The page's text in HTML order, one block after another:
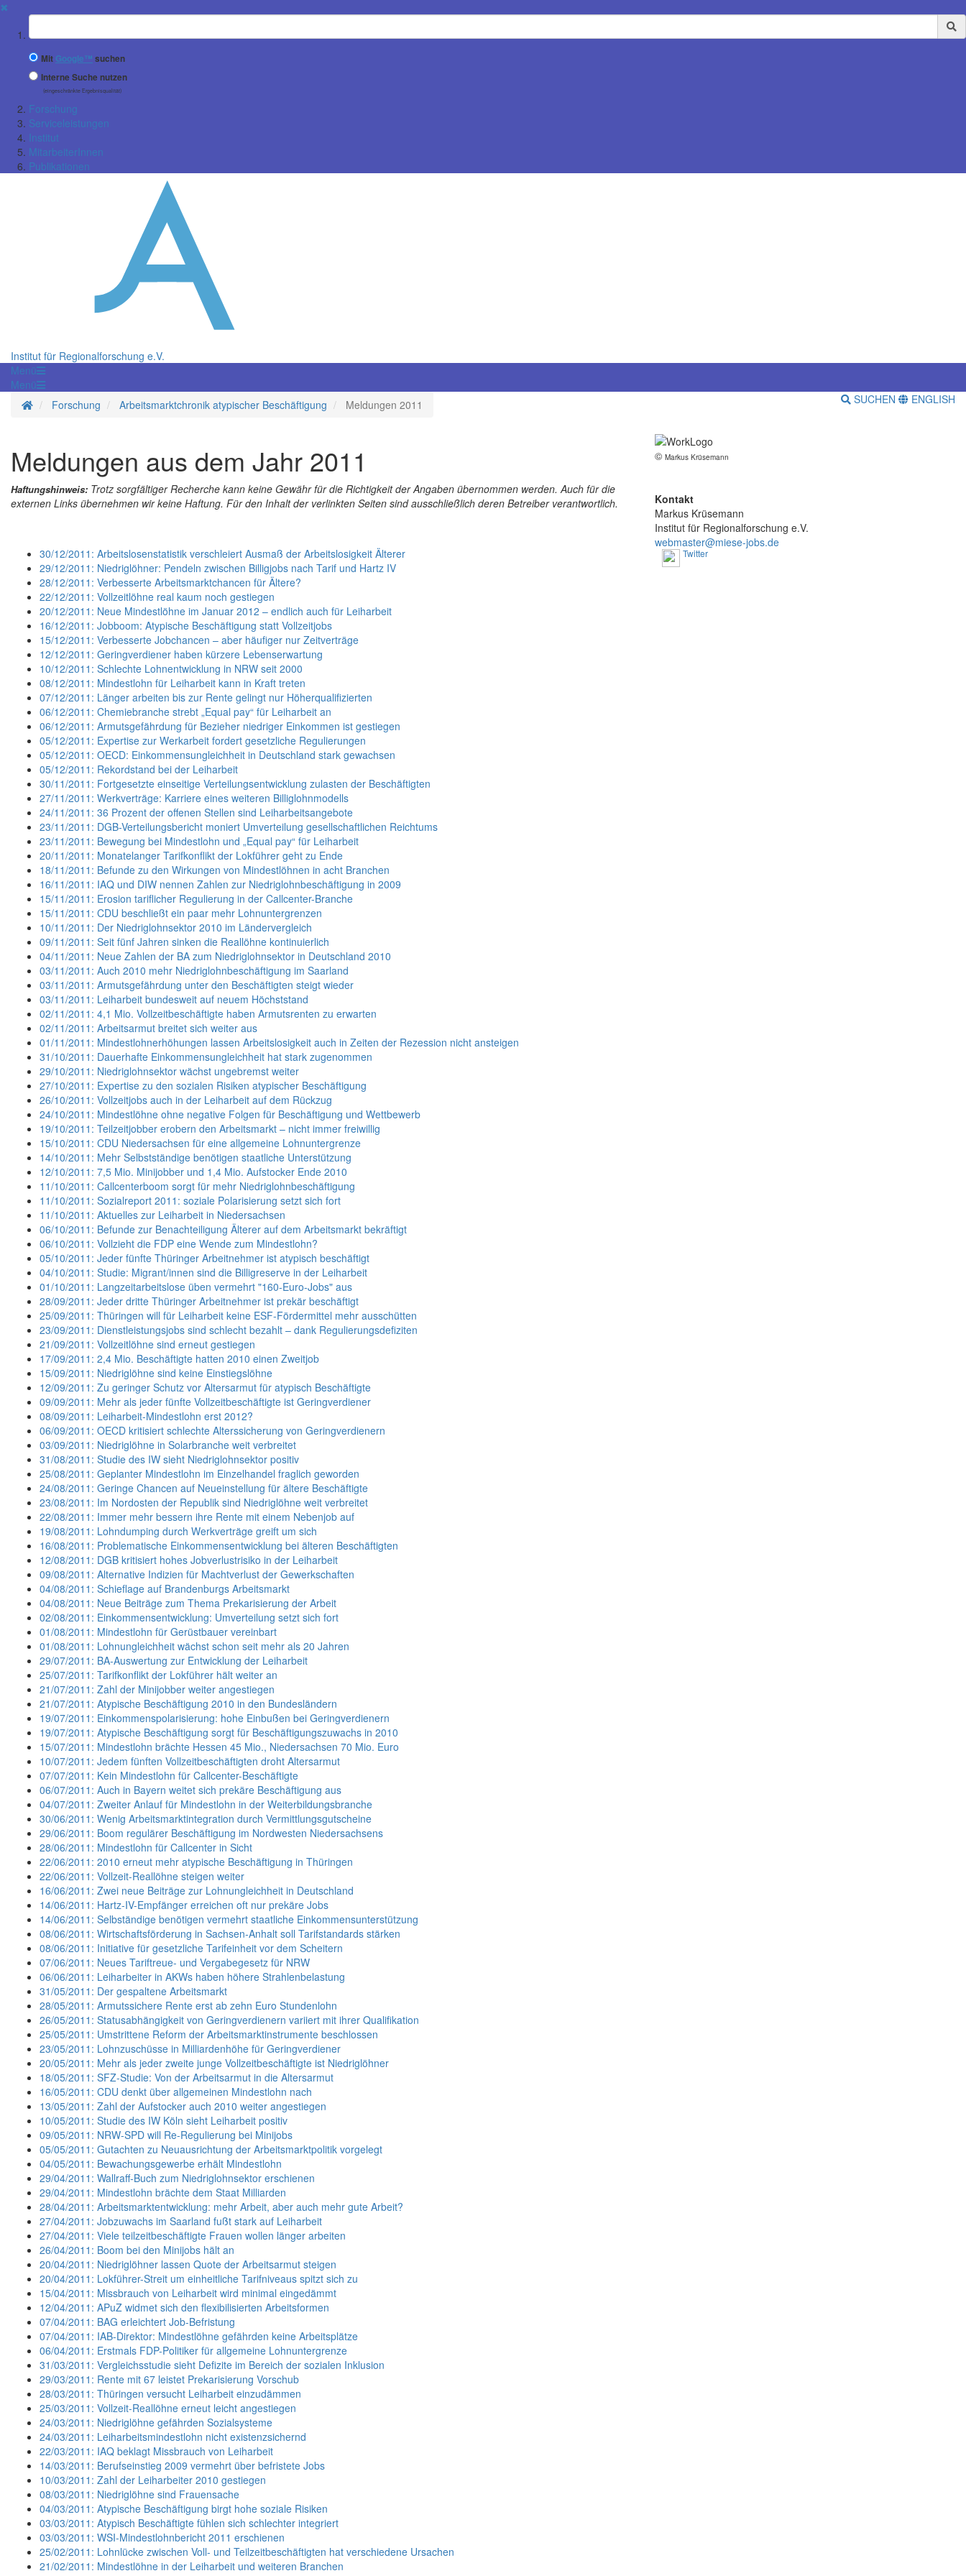
✖
Suchbegriff
Mit Google™ suchen
Interne Suche nutzen
(eingeschränkte Ergebnisqualität)
Forschung
Serviceleistungen
Institut
MitarbeiterInnen
Publikationen
Institut für Regionalforschung e.V.
Menü
Menü
StartseiteForschung Arbeitsmarktchronik atypischer Beschäftigung Meldungen 2011 SUCHEN ENGLISH
Meldungen aus dem Jahr 2011
Haftungshinweis: Trotz sorgfältiger Recherche kann keine Gewähr für die Richtigkeit der Angaben übernommen werden. Auch für die
externen Links übernehmen wir keine Haftung. Für den Inhalt der verlinkten Seiten sind ausschließlich deren Betreiber verantwortlich.
30/12/2011: Arbeitslosenstatistik verschleiert Ausmaß der Arbeitslosigkeit Älterer
29/12/2011: Niedriglöhner: Pendeln zwischen Billigjobs nach Tarif und Hartz IV
28/12/2011: Verbesserte Arbeitsmarktchancen für Ältere?
22/12/2011: Vollzeitlöhne real kaum noch gestiegen
20/12/2011: Neue Mindestlöhne im Januar 2012 – endlich auch für Leiharbeit
16/12/2011: Jobboom: Atypische Beschäftigung statt Vollzeitjobs
15/12/2011: Verbesserte Jobchancen – aber häufiger nur Zeitverträge
12/12/2011: Geringverdiener haben kürzere Lebenserwartung
10/12/2011: Schlechte Lohnentwicklung in NRW seit 2000
08/12/2011: Mindestlohn für Leiharbeit kann in Kraft treten
07/12/2011: Länger arbeiten bis zur Rente gelingt nur Höherqualifizierten
06/12/2011: Chemiebranche strebt „Equal pay“ für Leiharbeit an
06/12/2011: Armutsgefährdung für Bezieher niedriger Einkommen ist gestiegen
05/12/2011: Expertise zur Werkarbeit fordert gesetzliche Regulierungen
05/12/2011: OECD: Einkommensungleichheit in Deutschland stark gewachsen
05/12/2011: Rekordstand bei der Leiharbeit
30/11/2011: Fortgesetzte einseitige Verteilungsentwicklung zulasten der Beschäftigten
27/11/2011: Werkverträge: Karriere eines weiteren Billiglohnmodells
24/11/2011: 36 Prozent der offenen Stellen sind Leiharbeitsangebote
23/11/2011: DGB-Verteilungsbericht moniert Umverteilung gesellschaftlichen Reichtums
23/11/2011: Bewegung bei Mindestlohn und „Equal pay“ für Leiharbeit
20/11/2011: Monatelanger Tarifkonflikt der Lokführer geht zu Ende
18/11/2011: Befunde zu den Wirkungen von Mindestlöhnen in acht Branchen
16/11/2011: IAQ und DIW nennen Zahlen zur Niedriglohnbeschäftigung in 2009
15/11/2011: Erosion tariflicher Regulierung in der Callcenter-Branche
15/11/2011: CDU beschließt ein paar mehr Lohnuntergrenzen
10/11/2011: Der Niedriglohnsektor 2010 im Ländervergleich
09/11/2011: Seit fünf Jahren sinken die Reallöhne kontinuierlich
04/11/2011: Neue Zahlen der BA zum Niedriglohnsektor in Deutschland 2010
03/11/2011: Auch 2010 mehr Niedriglohnbeschäftigung im Saarland
03/11/2011: Armutsgefährdung unter den Beschäftigten steigt wieder
03/11/2011: Leiharbeit bundesweit auf neuem Höchststand
02/11/2011: 4,1 Mio. Vollzeitbeschäftigte haben Armutsrenten zu erwarten
02/11/2011: Arbeitsarmut breitet sich weiter aus
01/11/2011: Mindestlohnerhöhungen lassen Arbeitslosigkeit auch in Zeiten der Rezession nicht ansteigen
31/10/2011: Dauerhafte Einkommensungleichheit hat stark zugenommen
29/10/2011: Niedriglohnsektor wächst ungebremst weiter
27/10/2011: Expertise zu den sozialen Risiken atypischer Beschäftigung
26/10/2011: Vollzeitjobs auch in der Leiharbeit auf dem Rückzug
24/10/2011: Mindestlöhne ohne negative Folgen für Beschäftigung und Wettbewerb
19/10/2011: Teilzeitjobber erobern den Arbeitsmarkt – nicht immer freiwillig
15/10/2011: CDU Niedersachsen für eine allgemeine Lohnuntergrenze
14/10/2011: Mehr Selbstständige benötigen staatliche Unterstützung
12/10/2011: 7,5 Mio. Minijobber und 1,4 Mio. Aufstocker Ende 2010
11/10/2011: Callcenterboom sorgt für mehr Niedriglohnbeschäftigung
11/10/2011: Sozialreport 2011: soziale Polarisierung setzt sich fort
11/10/2011: Aktuelles zur Leiharbeit in Niedersachsen
06/10/2011: Befunde zur Benachteiligung Älterer auf dem Arbeitsmarkt bekräftigt
06/10/2011: Vollzieht die FDP eine Wende zum Mindestlohn?
05/10/2011: Jeder fünfte Thüringer Arbeitnehmer ist atypisch beschäftigt
04/10/2011: Studie: Migrant/innen sind die Billigreserve in der Leiharbeit
01/10/2011: Langzeitarbeitslose üben vermehrt "160-Euro-Jobs" aus
28/09/2011: Jeder dritte Thüringer Arbeitnehmer ist prekär beschäftigt
25/09/2011: Thüringen will für Leiharbeit keine ESF-Fördermittel mehr ausschütten
23/09/2011: Dienstleistungsjobs sind schlecht bezahlt – dank Regulierungsdefiziten
21/09/2011: Vollzeitlöhne sind erneut gestiegen
17/09/2011: 2,4 Mio. Beschäftigte hatten 2010 einen Zweitjob
15/09/2011: Niedriglöhne sind keine Einstiegslöhne
12/09/2011: Zu geringer Schutz vor Altersarmut für atypisch Beschäftigte
09/09/2011: Mehr als jeder fünfte Vollzeitbeschäftigte ist Geringverdiener
08/09/2011: Leiharbeit-Mindestlohn erst 2012?
06/09/2011: OECD kritisiert schlechte Alterssicherung von Geringverdienern
03/09/2011: Niedriglöhne in Solarbranche weit verbreitet
31/08/2011: Studie des IW sieht Niedriglohnsektor positiv
25/08/2011: Geplanter Mindestlohn im Einzelhandel fraglich geworden
24/08/2011: Geringe Chancen auf Neueinstellung für ältere Beschäftigte
23/08/2011: Im Nordosten der Republik sind Niedriglöhne weit verbreitet
22/08/2011: Immer mehr bessern ihre Rente mit einem Nebenjob auf
19/08/2011: Lohndumping durch Werkverträge greift um sich
16/08/2011: Problematische Einkommensentwicklung bei älteren Beschäftigten
12/08/2011: DGB kritisiert hohes Jobverlustrisiko in der Leiharbeit
09/08/2011: Alternative Indizien für Machtverlust der Gewerkschaften
04/08/2011: Schieflage auf Brandenburgs Arbeitsmarkt
04/08/2011: Neue Beiträge zum Thema Prekarisierung der Arbeit
02/08/2011: Einkommensentwicklung: Umverteilung setzt sich fort
01/08/2011: Mindestlohn für Gerüstbauer vereinbart
01/08/2011: Lohnungleichheit wächst schon seit mehr als 20 Jahren
29/07/2011: BA-Auswertung zur Entwicklung der Leiharbeit
25/07/2011: Tarifkonflikt der Lokführer hält weiter an
21/07/2011: Zahl der Minijobber weiter angestiegen
21/07/2011: Atypische Beschäftigung 2010 in den Bundesländern
19/07/2011: Einkommenspolarisierung: hohe Einbußen bei Geringverdienern
19/07/2011: Atypische Beschäftigung sorgt für Beschäftigungszuwachs in 2010
15/07/2011: Mindestlohn brächte Hessen 45 Mio., Niedersachsen 70 Mio. Euro
10/07/2011: Jedem fünften Vollzeitbeschäftigten droht Altersarmut
07/07/2011: Kein Mindestlohn für Callcenter-Beschäftigte
06/07/2011: Auch in Bayern weitet sich prekäre Beschäftigung aus
04/07/2011: Zweiter Anlauf für Mindestlohn in der Weiterbildungsbranche
30/06/2011: Wenig Arbeitsmarktintegration durch Vermittlungsgutscheine
29/06/2011: Boom regulärer Beschäftigung im Nordwesten Niedersachsens
28/06/2011: Mindestlohn für Callcenter in Sicht
22/06/2011: 2010 erneut mehr atypische Beschäftigung in Thüringen
22/06/2011: Vollzeit-Reallöhne steigen weiter
16/06/2011: Zwei neue Beiträge zur Lohnungleichheit in Deutschland
14/06/2011: Hartz-IV-Empfänger erreichen oft nur prekäre Jobs
14/06/2011: Selbständige benötigen vermehrt staatliche Einkommensunterstützung
08/06/2011: Wirtschaftsförderung in Sachsen-Anhalt soll Tarifstandards stärken
08/06/2011: Initiative für gesetzliche Tarifeinheit vor dem Scheitern
07/06/2011: Neues Tariftreue- und Vergabegesetz für NRW
06/06/2011: Leiharbeiter in AKWs haben höhere Strahlenbelastung
31/05/2011: Der gespaltene Arbeitsmarkt
28/05/2011: Armutssichere Rente erst ab zehn Euro Stundenlohn
26/05/2011: Statusabhängigkeit von Geringverdienern variiert mit ihrer Qualifikation
25/05/2011: Umstrittene Reform der Arbeitsmarktinstrumente beschlossen
23/05/2011: Lohnzuschüsse in Milliardenhöhe für Geringverdiener
20/05/2011: Mehr als jeder zweite junge Vollzeitbeschäftigte ist Niedriglöhner
18/05/2011: SFZ-Studie: Von der Arbeitsarmut in die Altersarmut
16/05/2011: CDU denkt über allgemeinen Mindestlohn nach
13/05/2011: Zahl der Aufstocker auch 2010 weiter angestiegen
10/05/2011: Studie des IW Köln sieht Leiharbeit positiv
09/05/2011: NRW-SPD will Re-Regulierung bei Minijobs
05/05/2011: Gutachten zu Neuausrichtung der Arbeitsmarktpolitik vorgelegt
04/05/2011: Bewachungsgewerbe erhält Mindestlohn
29/04/2011: Wallraff-Buch zum Niedriglohnsektor erschienen
29/04/2011: Mindestlohn brächte dem Staat Milliarden
28/04/2011: Arbeitsmarktentwicklung: mehr Arbeit, aber auch mehr gute Arbeit?
27/04/2011: Jobzuwachs im Saarland fußt stark auf Leiharbeit
27/04/2011: Viele teilzeitbeschäftigte Frauen wollen länger arbeiten
26/04/2011: Boom bei den Minijobs hält an
20/04/2011: Niedriglöhner lassen Quote der Arbeitsarmut steigen
20/04/2011: Lokführer-Streit um einheitliche Tarifniveaus spitzt sich zu
15/04/2011: Missbrauch von Leiharbeit wird minimal eingedämmt
12/04/2011: APuZ widmet sich den flexibilisierten Arbeitsformen
07/04/2011: BAG erleichtert Job-Befristung
07/04/2011: IAB-Direktor: Mindestlöhne gefährden keine Arbeitsplätze
06/04/2011: Erstmals FDP-Politiker für allgemeine Lohnuntergrenze
31/03/2011: Vergleichsstudie sieht Defizite im Bereich der sozialen Inklusion
29/03/2011: Rente mit 67 leistet Prekarisierung Vorschub
28/03/2011: Thüringen versucht Leiharbeit einzudämmen
25/03/2011: Vollzeit-Reallöhne erneut leicht angestiegen
24/03/2011: Niedriglöhne gefährden Sozialsysteme
24/03/2011: Leiharbeitsmindestlohn nicht existenzsichernd
22/03/2011: IAQ beklagt Missbrauch von Leiharbeit
14/03/2011: Berufseinstieg 2009 vermehrt über befristete Jobs
10/03/2011: Zahl der Leiharbeiter 2010 gestiegen
08/03/2011: Niedriglöhne sind Frauensache
04/03/2011: Atypische Beschäftigung birgt hohe soziale Risiken
03/03/2011: Atypisch Beschäftigte fühlen sich schlechter integriert
03/03/2011: WSI-Mindestlohnbericht 2011 erschienen
25/02/2011: Lohnlücke zwischen Voll- und Teilzeitbeschäftigten hat verschiedene Ursachen
21/02/2011: Mindestlöhne in der Leiharbeit und weiteren Branchen
© Markus Krüsemann
Kontakt
Markus Krüsemann
Institut für Regionalforschung e.V.
webmaster@miese-jobs.de
Twitter